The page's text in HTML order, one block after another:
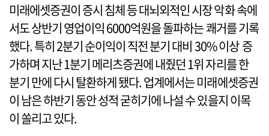
미래에셋증권이 증시 침체 등 대뇌외적인 시장 악화 속에
서도 상반기 영업이익 6000억원을 돌파하는 쾌거를 기록
했다. 특히 2분기 순이익이 직전 분기 대비 30% 이상 증
가하며 지난 1분기 메리츠증권에 내줬던 1위 자리를 한
분기 만에 다시 탈환하게 됐다. 업계에서는 미래에셋증권
이 남은 하반기 동안 성적 굳히기에 나설 수 있을지 이목
이 쏠리고 있다.